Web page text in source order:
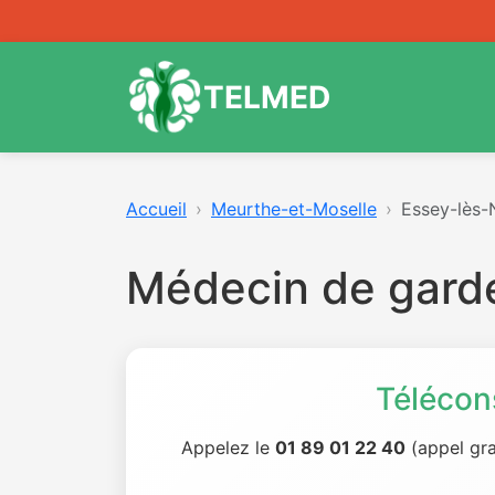
TELMED
Accueil Meurthe-et-Moselle Essey-lès-
Médecin de
Appelez le 01 89 01 22 40 (appel